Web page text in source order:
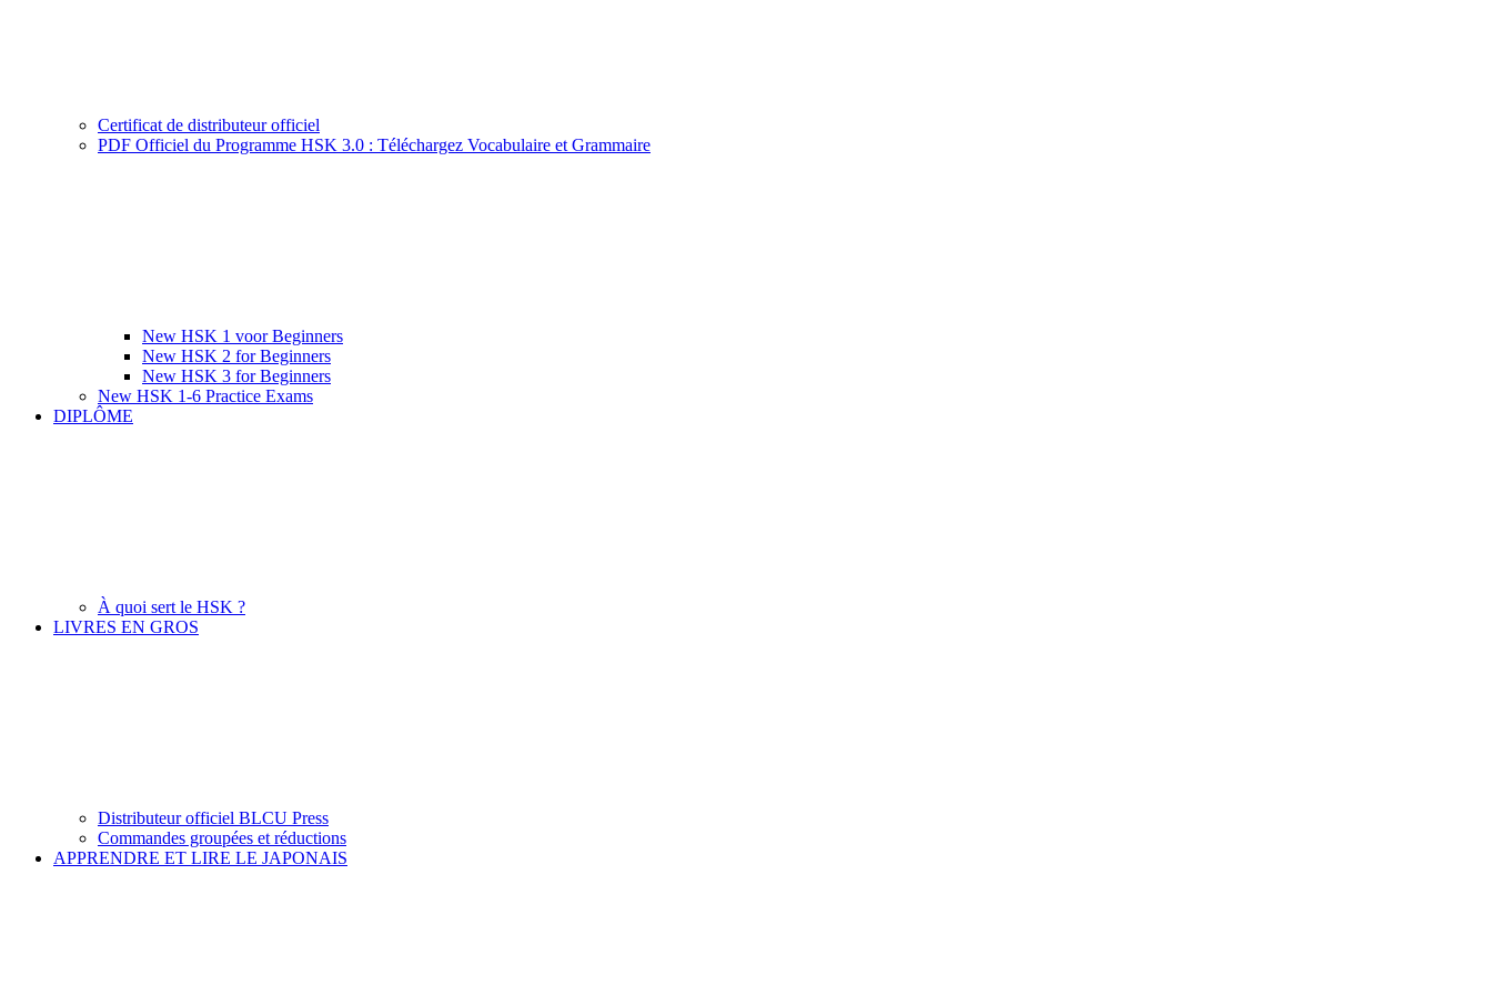
Certificat de distributeur officiel
PDF Officiel du Programme HSK 3.0 : Téléchargez Vocabulaire et Grammaire
New HSK 1 voor Beginners
New HSK 2 for Beginners
New HSK 3 for Beginners
New HSK 1-6 Practice Exams
DIPLÔME
À quoi sert le HSK ?
LIVRES EN GROS
Distributeur officiel BLCU Press
Commandes groupées et réductions
APPRENDRE ET LIRE LE JAPONAIS